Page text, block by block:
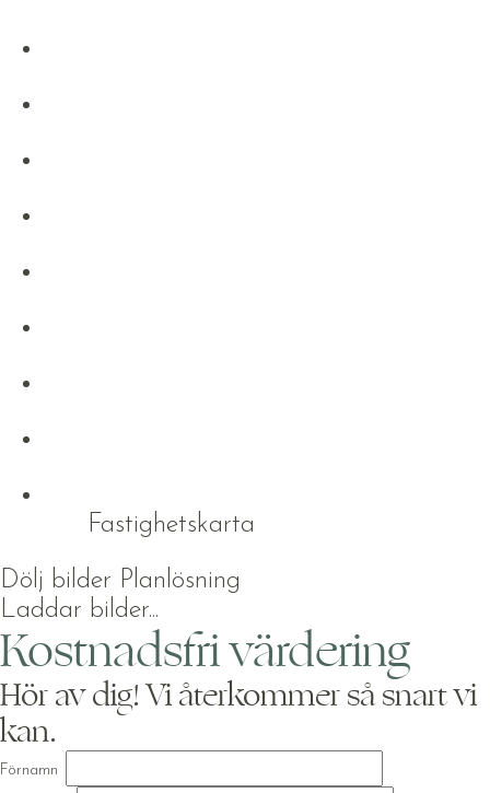
Fastighetskarta
Dölj bilder Planlösning
Laddar bilder...
Kostnadsfri värdering
Hör av dig! Vi återkommer så snart vi
kan.
Förnamn